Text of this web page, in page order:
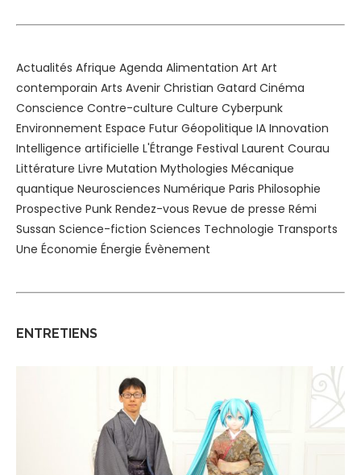
Actualités Afrique Agenda Alimentation Art Art
contemporain Arts Avenir Christian Gatard Cinéma
Conscience Contre-culture Culture Cyberpunk
Environnement Espace Futur Géopolitique IA Innovation
Intelligence artificielle L'Étrange Festival Laurent Courau
Littérature Livre Mutation Mythologies Mécanique
quantique Neurosciences Numérique Paris Philosophie
Prospective Punk Rendez-vous Revue de presse Rémi
Sussan Science-fiction Sciences Technologie Transports
Une Économie Énergie Évènement
ENTRETIENS